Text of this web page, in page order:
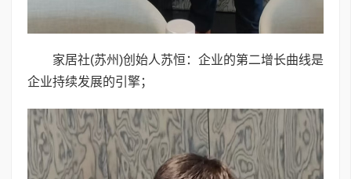
家居社(苏州)创始人苏恒：企业的第二增长曲线是
企业持续发展的引擎；